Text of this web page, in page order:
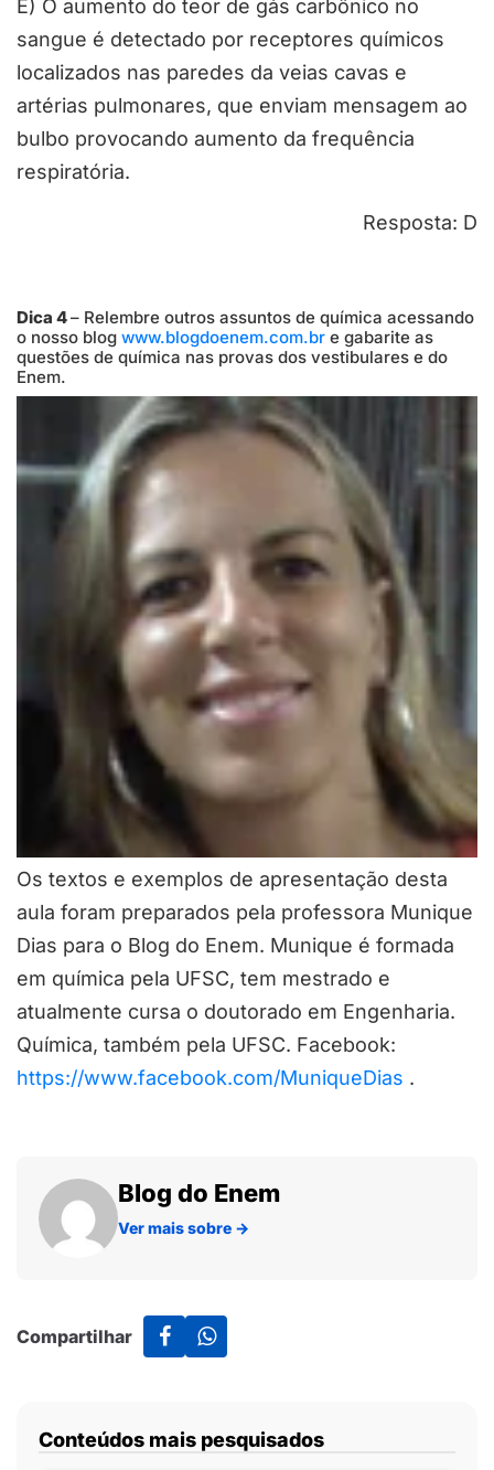
E) O aumento do teor de gás carbônico no
sangue é detectado por receptores químicos
localizados nas paredes da veias cavas e
artérias pulmonares, que enviam mensagem ao
bulbo provocando aumento da frequência
respiratória.
Resposta: D
Dica 4– Relembre outros assuntos de química acessando
o nosso blog www.blogdoenem.com.br e gabarite as
questões de química nas provas dos vestibulares e do
Enem.
Os textos e exemplos de apresentação desta
aula foram preparados pela professora Munique
Dias para o Blog do Enem. Munique é formada
em química pela UFSC, tem mestrado e
atualmente cursa o doutorado em Engenharia.
Química, também pela UFSC. Facebook:
https://www.facebook.com/MuniqueDias .
Blog do Enem
Ver mais sobre →
Compartilhar
Conteúdos mais pesquisados